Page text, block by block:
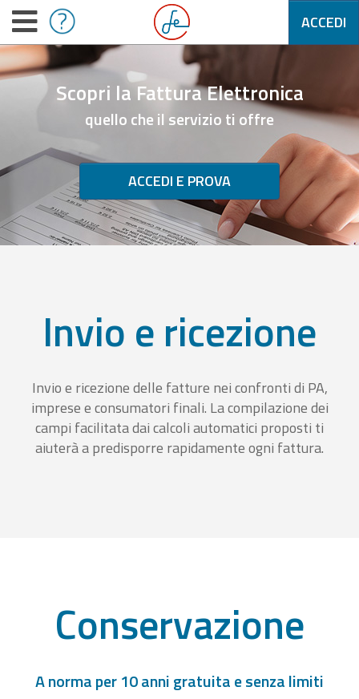
ACCEDI
Scopri la Fattura Elettronica
quello che il servizio ti offre
ACCEDI E PROVA
Invio e ricezione
Invio e ricezione delle fatture nei confronti di PA,
imprese e consumatori finali. La compilazione dei
campi facilitata dai calcoli automatici proposti ti
aiuterà a predisporre rapidamente ogni fattura.
Conservazione
A norma per 10 anni gratuita e senza limiti